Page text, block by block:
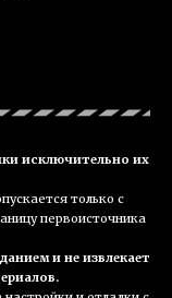
исключительно их
только с
первоисточника
и не извлекает